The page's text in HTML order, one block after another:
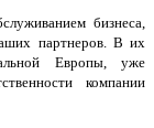
бизнеса,
партнеров. В их
Европы, уже
компании